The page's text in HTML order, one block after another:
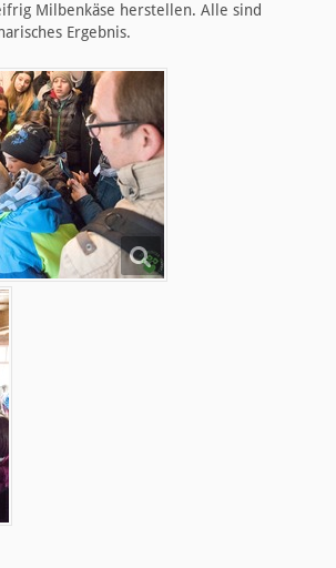
Milbenkäse herstellen. Alle sind
Ergebnis.